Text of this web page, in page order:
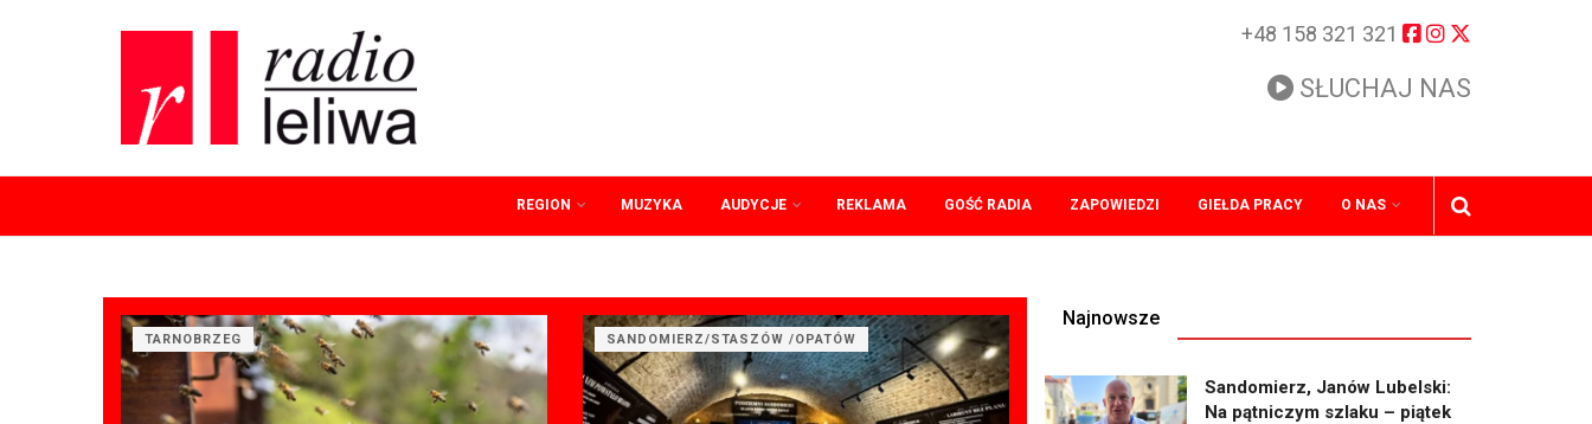
+48 158 321 321
SŁUCHAJ NAS
REGION MUZYKA AUDYCJE REKLAMA GOŚĆ RADIA ZAPOWIEDZI GIEŁDA PRACY O NAS
TARNOBRZEG SANDOMIERZ/STASZÓW /OPATÓW
Najnowsze
Sandomierz, Janów Lubelski:
Na pątniczym szlaku – piątek